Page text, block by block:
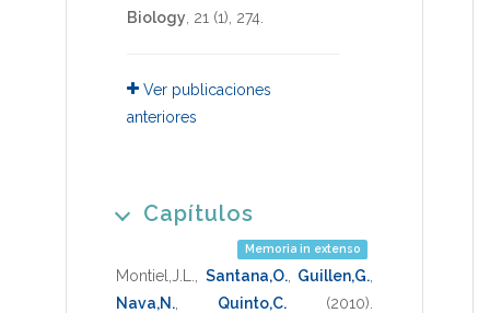
Biology 21 (1), 274
Ver publicaciones
anteriores
Capítulos
Memoria in extenso
Montiel,J.L. Santana,O., Guillen,G.
Nava,N.
Quinto,C. (2010)